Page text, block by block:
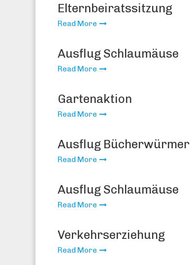
Elternbeiratssitzung
Read More
Ausflug Schlaumäuse
Read More
Gartenaktion
Read More
Ausflug Bücherwürmer
Read More
Ausflug Schlaumäuse
Read More
Verkehrserziehung
Read More